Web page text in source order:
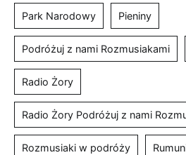
Park Narodowy Pieniny
Podróżuj z nami Rozmusiakami
Radio Żory
Radio Żory Podróżuj z nami
Rozmusiaki w podróży